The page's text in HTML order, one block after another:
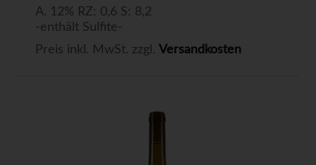
A. 12% RZ: 0,6 S: 8,2
-enthält Sulfite-
Preis inkl. MwSt. zzgl. Versandkosten